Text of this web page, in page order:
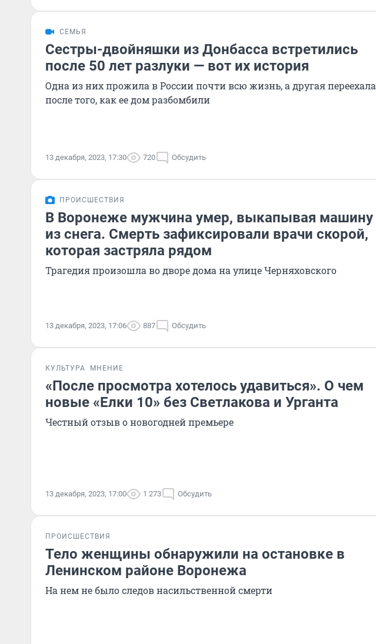
СЕМЬЯ
Сестры-двойняшки из Донбасса встретились
после 50 лет разлуки — вот их история
Одна из них прожила в России почти всю жизнь, а другая переехала
после того, как ее дом разбомбили
13 декабря, 2023, 17:30 720 Обсудить
ПРОИСШЕСТВИЯ
В Воронеже мужчина умер, выкапывая машину
из снега. Смерть зафиксировали врачи скорой,
которая застряла рядом
Трагедия произошла во дворе дома на улице Черняховского
13 декабря, 2023, 17:06 887 Обсудить
КУЛЬТУРА МНЕНИЕ
«После просмотра хотелось удавиться». О чем
новые «Елки 10» без Светлакова и Урганта
Честный отзыв о новогодней премьере
13 декабря, 2023, 17:00 1 273 Обсудить
ПРОИСШЕСТВИЯ
Тело женщины обнаружили на остановке в
Ленинском районе Воронежа
На нем не было следов насильственной смерти